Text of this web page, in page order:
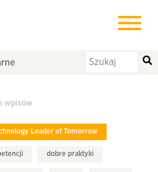
wpisów
Leader of Tomorrow
dobre praktyki